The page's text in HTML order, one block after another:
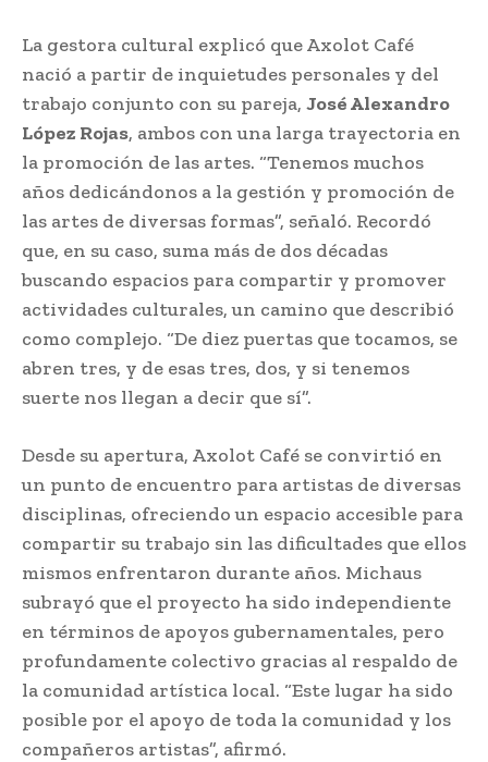
La gestora cultural explicó que Axolot Café
nació a partir de inquietudes personales y del
trabajo conjunto con su pareja, José Alexandro
López Rojas, ambos con una larga trayectoria en
la promoción de las artes. “Tenemos muchos
años dedicándonos a la gestión y promoción de
las artes de diversas formas”, señaló. Recordó
que, en su caso, suma más de dos décadas
buscando espacios para compartir y promover
actividades culturales, un camino que describió
como complejo. “De diez puertas que tocamos, se
abren tres, y de esas tres, dos, y si tenemos
suerte nos llegan a decir que sí”.
Desde su apertura, Axolot Café se convirtió en
un punto de encuentro para artistas de diversas
disciplinas, ofreciendo un espacio accesible para
compartir su trabajo sin las dificultades que ellos
mismos enfrentaron durante años. Michaus
subrayó que el proyecto ha sido independiente
en términos de apoyos gubernamentales, pero
profundamente colectivo gracias al respaldo de
la comunidad artística local. “Este lugar ha sido
posible por el apoyo de toda la comunidad y los
compañeros artistas”, afirmó.